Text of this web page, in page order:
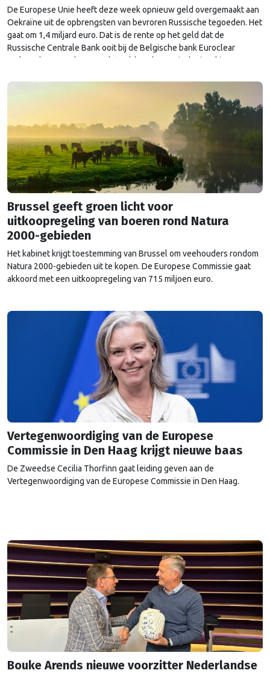
De Europese Unie heeft deze week opnieuw geld overgemaakt aan
Oekraïne uit de opbrengsten van bevroren Russische tegoeden. Het
gaat om 1,4 miljard euro. Dat is de rente op het geld dat de
Russische Centrale Bank ooit bij de Belgische bank Euroclear
parkeerde. De EU bevroor dat geld na de Russische inval in
Brussel geeft groen licht voor
uitkoopregeling van boeren rond Natura
2000-gebieden
Het kabinet krijgt toestemming van Brussel om veehouders rondom
Natura 2000-gebieden uit te kopen. De Europese Commissie gaat
akkoord met een uitkoopregeling van 715 miljoen euro.
Vertegenwoordiging van de Europese
Commissie in Den Haag krijgt nieuwe baas
De Zweedse Cecilia Thorfinn gaat leiding geven aan de
Vertegenwoordiging van de Europese Commissie in Den Haag.
Bouke Arends nieuwe voorzitter Nederlandse